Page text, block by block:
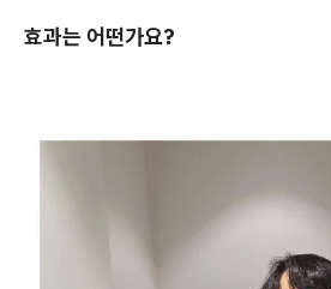
효과는 어떤가요?